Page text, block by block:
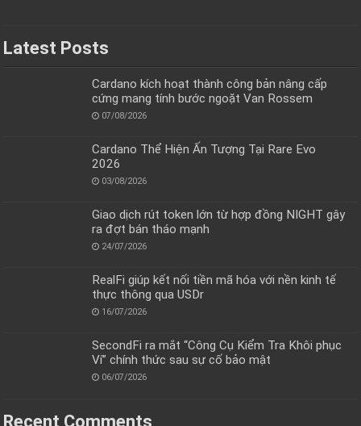
Latest Posts
Cardano kích hoạt thành công bản nâng cấp
cứng mang tính bước ngoặt Van Rossem
07/08/2026
Cardano Thể Hiện Ấn Tượng Tại Rare Evo
2026
03/08/2026
Giao dịch rút token lớn từ hợp đồng NIGHT gây
ra đợt bán tháo mạnh
24/07/2026
RealFi giúp kết nối tiền mã hóa với nền kinh tế
thực thông qua USDr
16/07/2026
SecondFi ra mắt “Công Cụ Kiểm Tra Khôi phục
Ví” chính thức sau sự cố bảo mật
06/07/2026
Recent Comments